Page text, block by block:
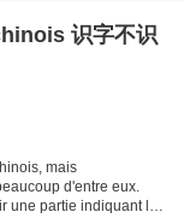
识字不识
mais
d'entre eux.
une partie indiquant le